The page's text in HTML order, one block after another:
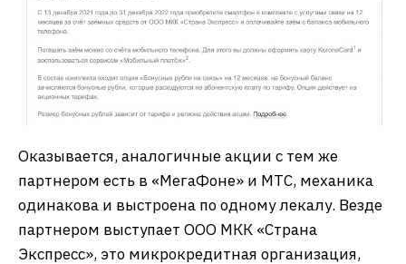
Оказывается, аналогичные акции с тем же
партнером есть в «МегаФоне» и МТС, механика
одинакова и выстроена по одному лекалу. Везде
партнером выступает ООО МКК «Страна
Экспресс», это микрокредитная организация,